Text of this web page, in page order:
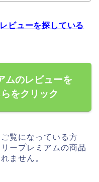
ビューを探している
ムのレビューを
をクリック
覧になっている方
ープレミアムの商品
ません。